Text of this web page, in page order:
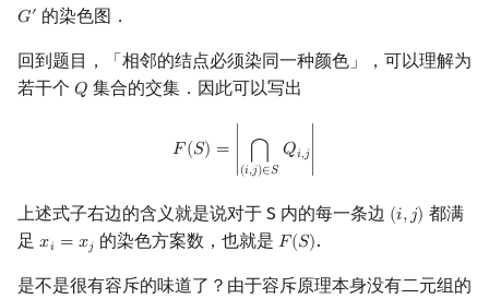
𝐺′
G′ 的染色图．
回到题目，「相邻的结点必须染同一种颜色」，可以理解为
若干个 𝑄
Q 集合的交集．因此可以写出
𝐹 (𝑆) =
(𝑖,𝑗)∈𝑆
𝑄𝑖,𝑗
上述式子右边的含义就是说对于 S 内的每一条边 (𝑖,𝑗)
(i,j)
都满
足 𝑥𝑖 = 𝑥𝑗
xi=xj 的染色方案数，也就是 𝐹(𝑆)
F(S) .
是不是很有容斥的味道了？由于容斥原理本身没有二元组的